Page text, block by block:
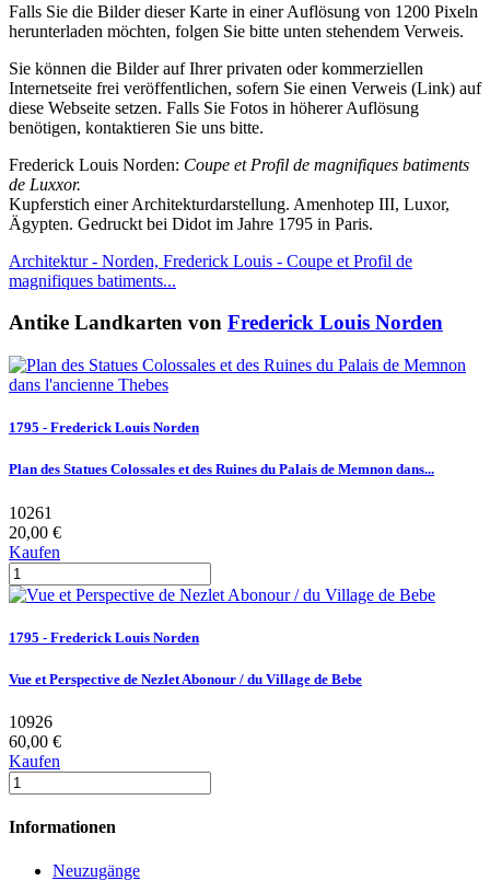
Falls Sie die Bilder dieser Karte in einer Auflösung von 1200 Pixeln
herunterladen möchten, folgen Sie bitte unten stehendem Verweis.
Sie können die Bilder auf Ihrer privaten oder kommerziellen
Internetseite frei veröffentlichen, sofern Sie einen Verweis (Link) auf
diese Webseite setzen. Falls Sie Fotos in höherer Auflösung
benötigen, kontaktieren Sie uns bitte.
Frederick Louis Norden: Coupe et Profil de magnifiques batiments
de Luxxor.
Kupferstich einer Architekturdarstellung. Amenhotep III, Luxor,
Ägypten. Gedruckt bei Didot im Jahre 1795 in Paris.
Architektur - Norden, Frederick Louis - Coupe et Profil de
magnifiques batiments...
Antike Landkarten von Frederick Louis Norden
1795 - Frederick Louis Norden
Plan des Statues Colossales et des Ruines du Palais de Memnon dans...
10261
20,00 €
Kaufen
1795 - Frederick Louis Norden
Vue et Perspective de Nezlet Abonour / du Village de Bebe
10926
60,00 €
Kaufen
Informationen
Neuzugänge